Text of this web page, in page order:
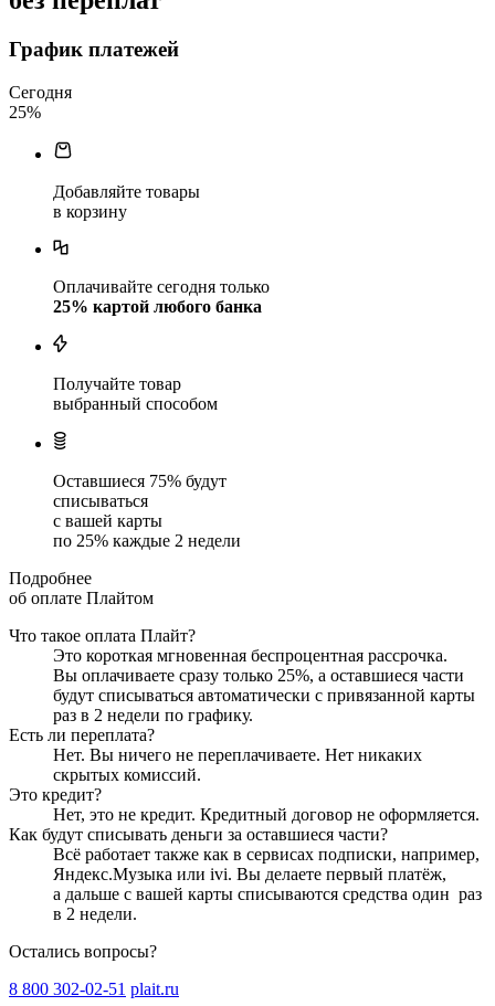
График платежей
Сегодня
25%
Добавляйте товары
в корзину
Оплачивайте сегодня только
25% картой любого банка
Получайте товар
выбранный способом
Оставшиеся 75% будут
списываться
с вашей карты
по 25% каждые 2 недели
Подробнее
об оплате Плайтом
Что такое оплата Плайт?
Это короткая мгновенная беспроцентная рассрочка.
Вы оплачиваете сразу только 25%, а оставшиеся части
будут списываться автоматически с привязанной карты
раз в 2 недели по графику.
Есть ли переплата?
Нет. Вы ничего не переплачиваете. Нет никаких
скрытых комиссий.
Это кредит?
Нет, это не кредит. Кредитный договор не оформляется.
Как будут списывать деньги за оставшиеся части?
Всё работает также как в сервисах подписки, например,
Яндекс.Музыка или ivi. Вы делаете первый платёж,
а дальше с вашей карты списываются средства один раз
в 2 недели.
Остались вопросы?
8 800 302-02-51 plait.ru